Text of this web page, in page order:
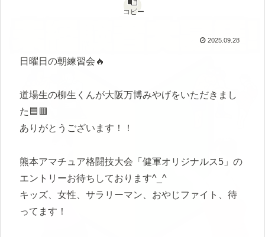
コピー
2025.09.28
日曜日の朝練習会🔥
道場生の柳生くんが大阪万博みやげをいただきまし
た🟦🟥
ありがとうございます！！
熊本アマチュア格闘技大会「健軍オリジナルス5」の
エントリーお待ちしております^_^
キッズ、女性、サラリーマン、おやじファイト、待
ってます！